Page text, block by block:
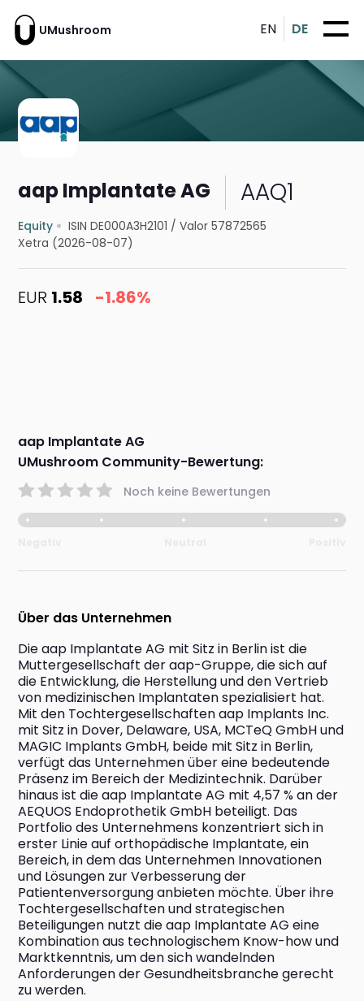
UMushroom EN DE
aap Implantate AG AAQ1
Equity ISIN DE000A3H2101 /Valor 57872565
Xetra (2026-08-07)
EUR 1.58 -1.86%
aap Implantate AG
UMushroom Community-Bewertung:
Noch keine Bewertungen
Über das Unternehmen
Die aap Implantate AG mit Sitz in Berlin ist die
Muttergesellschaft der aap-Gruppe, die sich auf
die Entwicklung, die Herstellung und den Vertrieb
von medizinischen Implantaten spezialisiert hat.
Mit den Tochtergesellschaften aap Implants Inc.
mit Sitz in Dover, Delaware, USA, MCTeQ GmbH und
MAGIC Implants GmbH, beide mit Sitz in Berlin,
verfügt das Unternehmen über eine bedeutende
Präsenz im Bereich der Medizintechnik. Darüber
hinaus ist die aap Implantate AG mit 4,57 % an der
AEQUOS Endoprothetik GmbH beteiligt. Das
Portfolio des Unternehmens konzentriert sich in
erster Linie auf orthopädische Implantate, ein
Bereich, in dem das Unternehmen Innovationen
und Lösungen zur Verbesserung der
Patientenversorgung anbieten möchte. Über ihre
Tochtergesellschaften und strategischen
Beteiligungen nutzt die aap Implantate AG eine
Kombination aus technologischem Know-how und
Marktkenntnis, um den sich wandelnden
Anforderungen der Gesundheitsbranche gerecht
zu werden.